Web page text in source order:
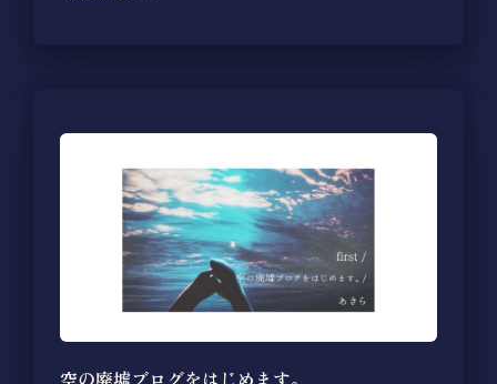
空の廃墟ブログをはじめます。